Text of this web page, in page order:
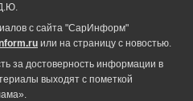
с сайта "СарИнформ"
или на страницу с новостью.
за достоверность информации в
выходят с пометкой